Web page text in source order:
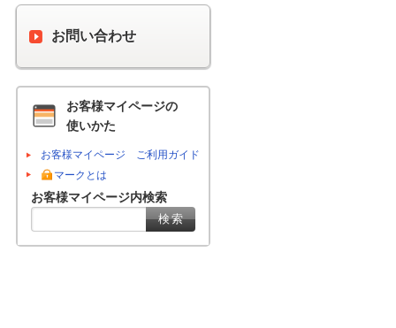
お問い合わせ
お客様マイページの
使いかた
お客様マイページ ご利用ガイド
マークとは
お客様マイページ内検索